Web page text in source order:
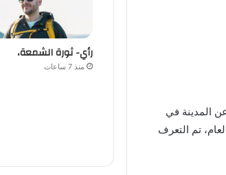
المدينة في
ترهونة العام، تم التعرف
رأي- ثورة الشمعة،
منذ 7 ساعات